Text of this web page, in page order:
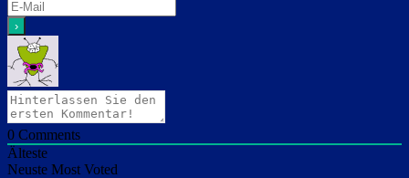
0 Comments
Älteste
Neuste Most Voted